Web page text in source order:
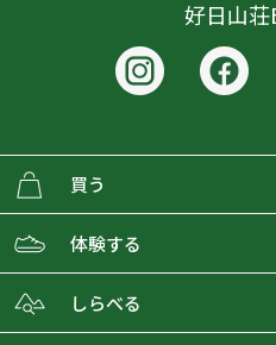
好日山荘
買う
ECMALLの商品をさがす
取り扱いブランド一覧
体験する
おとな女子登山部
しらべる